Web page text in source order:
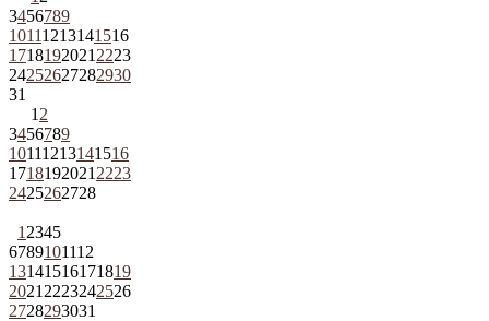
3456789
10111213141516
1718192021 2223
24252627282930
31
1 2
3456789
10111213141516
1718192021 2223
2425262728
1 2345
6789101112
13141516171819
2021 2223242526
2728293031